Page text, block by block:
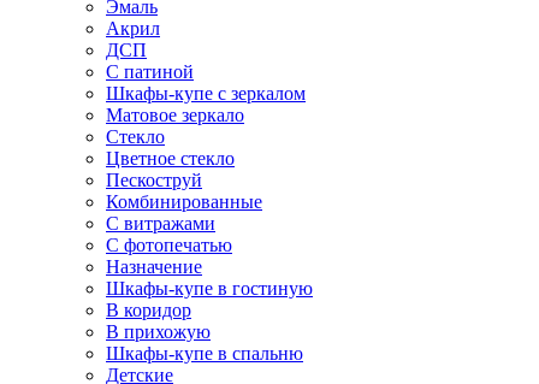
Эмаль
Акрил
ДСП
С патиной
Шкафы-купе с зеркалом
Матовое зеркало
Стекло
Цветное стекло
Пескоструй
Комбинированные
С витражами
С фотопечатью
Назначение
Шкафы-купе в гостиную
В коридор
В прихожую
Шкафы-купе в спальню
Детские